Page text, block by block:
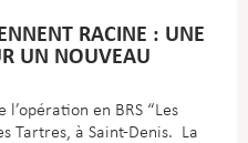
RACINE : UNE
UN NOUVEAU
en BRS “Les
Tartres, à Saint-Denis. La